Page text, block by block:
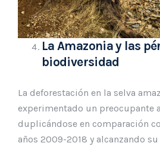
La Amazonia y las
biodiversidad
La deforestación en la selva
experimentado un preocupante
duplicándose en comparación
años 2009-2018 y alcanzando